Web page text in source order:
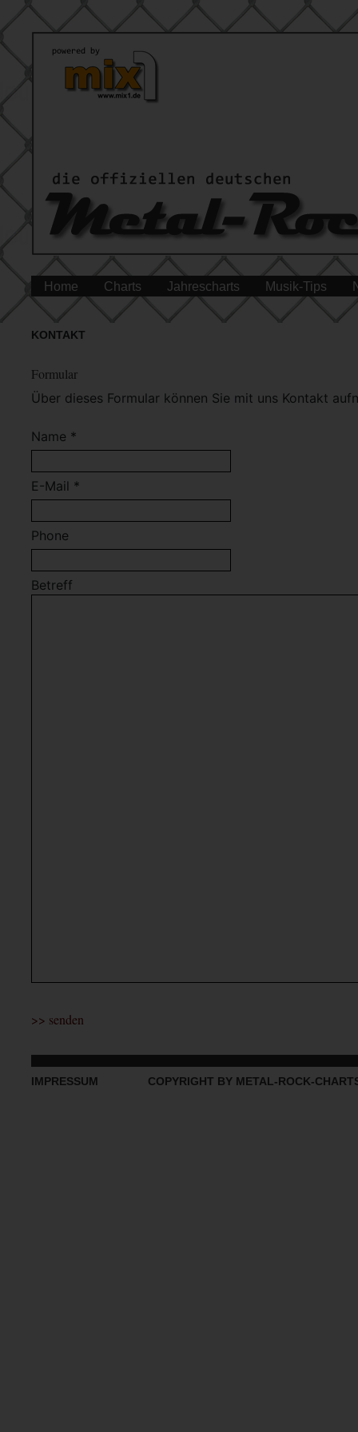
Home Charts Jahrescharts Musik-Tips
KONTAKT
Formular
Über dieses Formular können Sie mit uns Kontakt
Name *
E-Mail *
Phone
Betreff
IMPRESSUM COPYRIGHT BY METAL-ROCK-